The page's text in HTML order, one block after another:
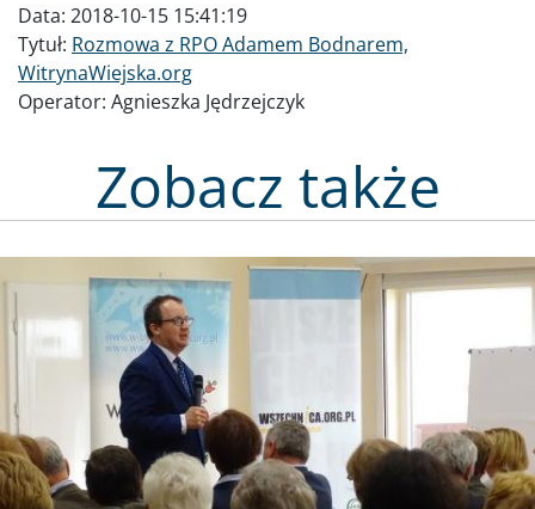
Data: 2018-10-15 15:41:19
Tytuł: Rozmowa z RPO Adamem Bodnarem,
WitrynaWiejska.org
Operator: Agnieszka Jędrzejczyk
Zobacz także